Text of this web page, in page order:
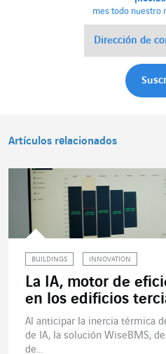
mes todo nuestro
Artículos relacionados
BUILDINGS INNOVATION
La IA, motor de
en los edificios
Al anticipar la inercia térmica
de IA, la solución WiseBMS,
de...